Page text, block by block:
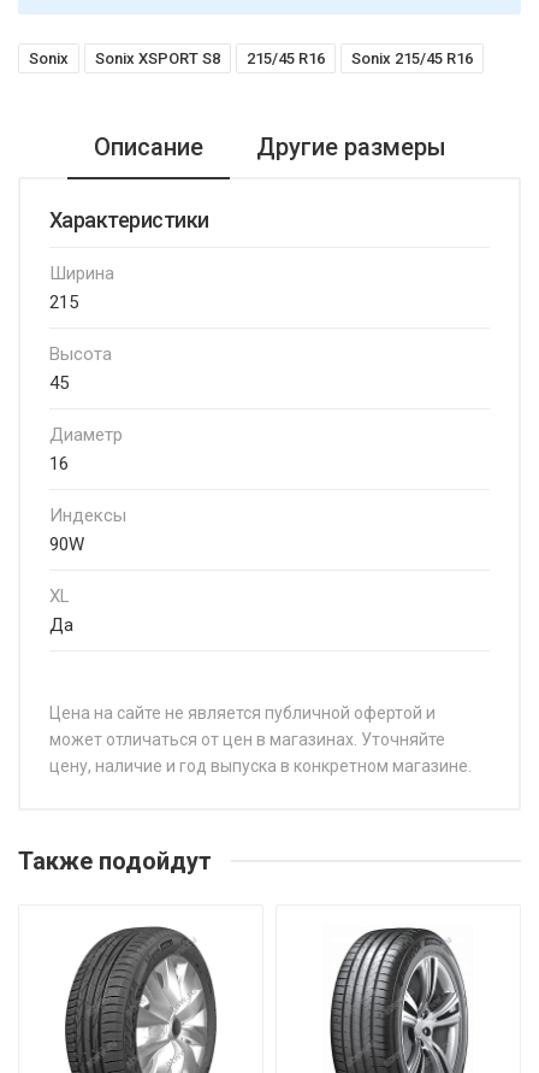
Sonix Sonix XSPORT S8 215/45 R16 Sonix 215/45 R16
Описание Другие размеры
Характеристики
Ширина
215
Высота
45
Диаметр
16
Индексы
90W
XL
Да
Цена на сайте не является публичной офертой и
может отличаться от цен в магазинах. Уточняйте
цену, наличие и год выпуска в конкретном магазине.
Sonix XSPORT S8 195/40R17 81W
Sonix XSPORT S8 195/45R17 85W
Sonix XSPORT S8 195/50R15 82V
Также подойдут